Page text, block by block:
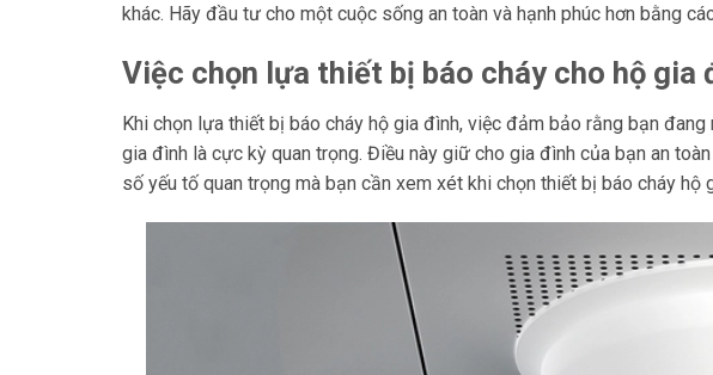
khác. Hãy đầu tư cho một cuộc sống an toàn và hạnh phúc hơn bằng
Việc chọn lựa thiết bị báo cháy cho hộ gia
Khi chọn lựa thiết bị báo cháy hộ gia đình, việc đảm bảo rằng bạn
gia đình là cực kỳ quan trọng. Điều này giữ cho gia đình của bạn an
số yếu tố quan trọng mà bạn cần xem xét khi chọn thiết bị báo cháy hộ